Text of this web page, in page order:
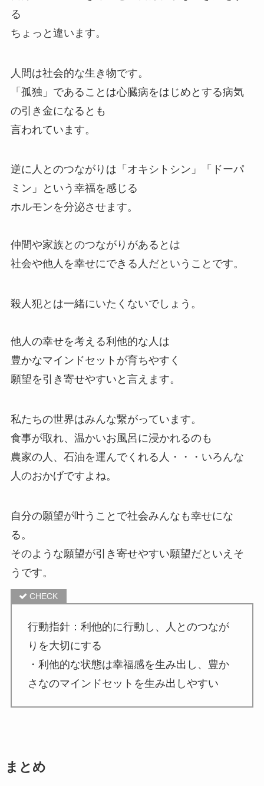
る
ちょっと違います。
人間は社会的な生き物です。
「孤独」であることは心臓病をはじめとする病気
の引き金になるとも
言われています。
逆に人とのつながりは「オキシトシン」「ドーパ
ミン」という幸福を感じる
ホルモンを分泌させます。
仲間や家族とのつながりがあるとは
社会や他人を幸せにできる人だということです。
殺人犯とは一緒にいたくないでしょう。
他人の幸せを考える利他的な人は
豊かなマインドセットが育ちやすく
願望を引き寄せやすいと言えます。
私たちの世界はみんな繋がっています。
食事が取れ、温かいお風呂に浸かれるのも
農家の人、石油を運んでくれる人・・・いろんな
人のおかげですよね。
自分の願望が叶うことで社会みんなも幸せにな
る。
そのような願望が引き寄せやすい願望だといえそ
うです。
行動指針：利他的に行動し、人とのつなが
りを大切にする
・利他的な状態は幸福感を生み出し、豊か
さなのマインドセットを生み出しやすい
まとめ